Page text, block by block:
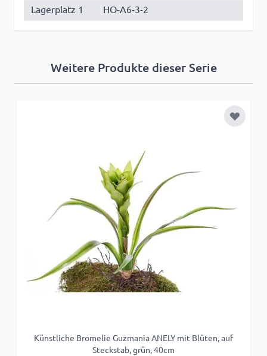
Lagerplatz 1
HO-A6-3-2
Weitere Produkte dieser Serie
Zur
Künstliche Bromelie Guzmania ANELY mit Blüten, auf
Steckstab, grün, 40cm